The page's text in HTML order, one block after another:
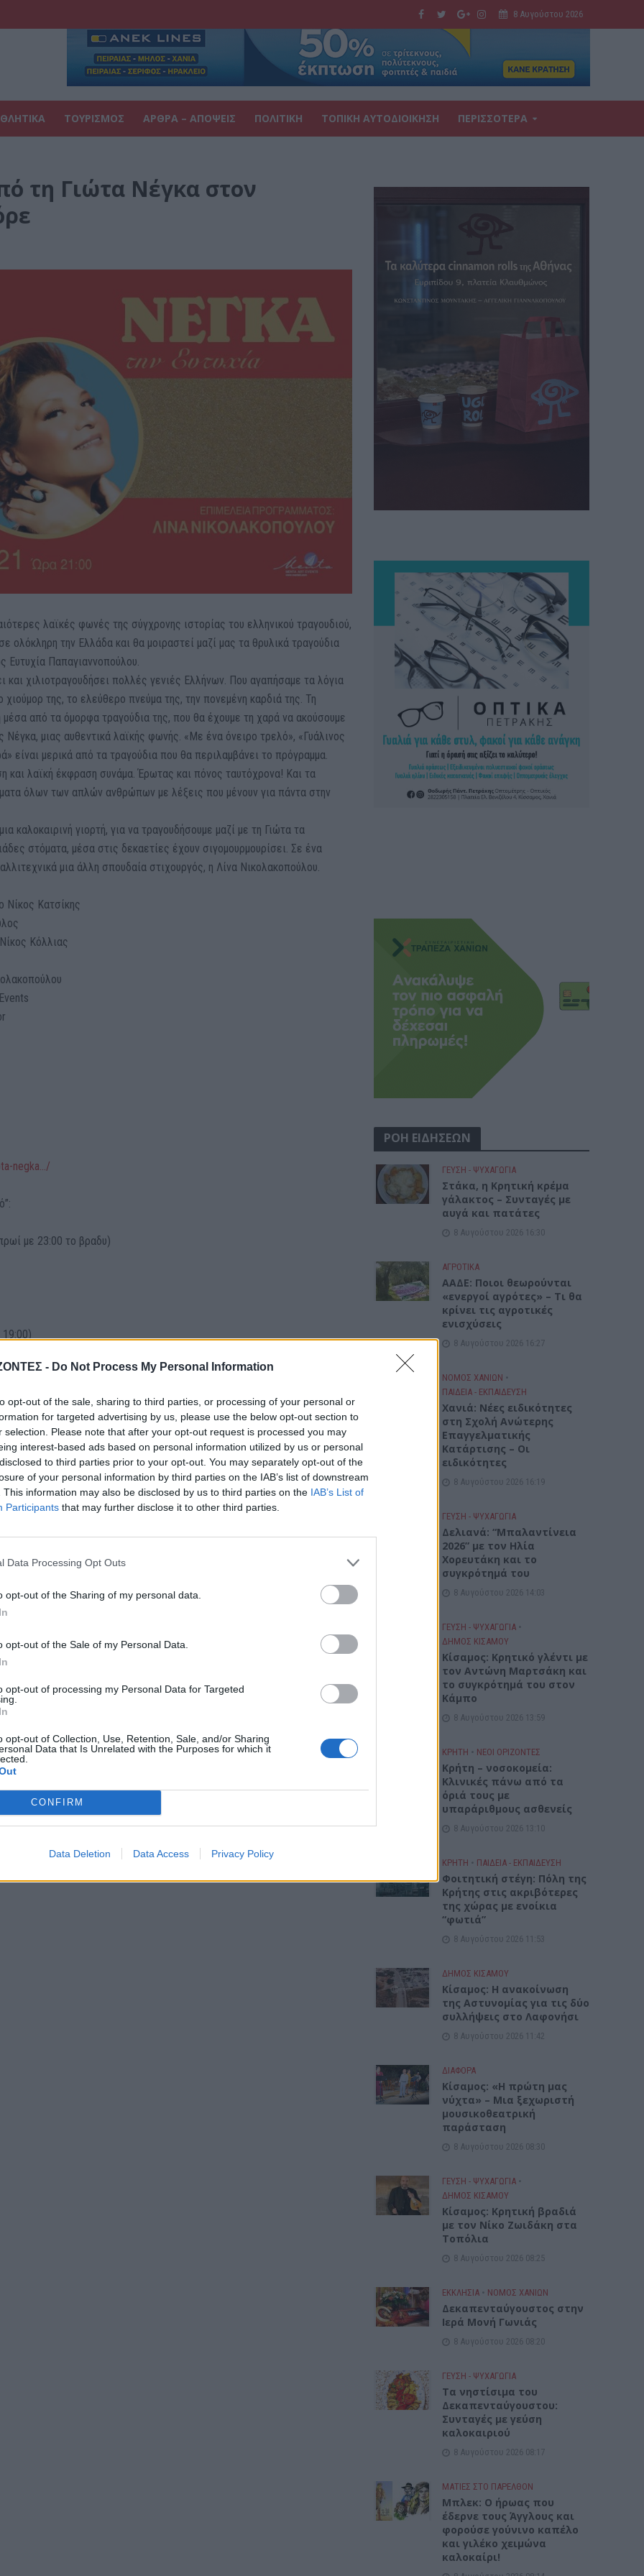
- Do Not Process My Personal Information
opt-out of the sale, sharing to third parties, or processing of your personal or
for targeted advertising by us, please use the below opt-out section to
selection. Please note that after your opt-out request is processed you may
interest-based ads based on personal information utilized by us or personal
to third parties prior to your opt-out. You may separately opt-out of the
of your personal information by third parties on the IAB’s list of downstream
This information may also be disclosed by us to third parties on the IAB’s List of
Participants that may further disclose it to other third parties.
Data Processing Opt Outs
opt-out of the Sharing of my personal data.
opt-out of the Sale of my Personal Data.
opt-out of processing my Personal Data for Targeted
opt-out of Collection, Use, Retention, Sale, and/or Sharing
Data that Is Unrelated with the Purposes for which it
CONFIRM
Data Deletion Data Access Privacy Policy
8 Αυγούστου 2026
ΤΟΥΡΙΣΜΟΣ ΑΡΘΡΑ – ΑΠΟΨΕΙΣ ΠΟΛΙΤΙΚΗ ΤΟΠΙΚΗ ΑΥΤΟΔΙΟΙΚΗΣΗ ΠΕΡΙΣΣΟΤΕΡΑ
τη Γιώτα Νέγκα στον
λαϊκές φωνές της σύγχρονης ιστορίας του ελληνικού τραγουδιού,
ολόκληρη την Ελλάδα και θα μοιραστεί μαζί μας τα θρυλικά τραγούδια
Ευτυχία Παπαγιαννοπούλου.
και χιλιοτραγουδήσει πολλές γενιές Ελλήνων. Που αγαπήσαμε τα λόγια
της, το ελεύθερο πνεύμα της, την πονεμένη καρδιά της. Τη
από τα όμορφα τραγούδια της, που θα έχουμε τη χαρά να ακούσουμε
Νέγκα, μιας αυθεντικά λαϊκής φωνής. «Με ένα όνειρο τρελό», «Γυάλινος
είναι μερικά από τα τραγούδια που θα περιλαμβάνει το πρόγραμμα.
και λαϊκή έκφραση συνάμα. Έρωτας και πόνος ταυτόχρονα! Και τα
όλων των απλών ανθρώπων με λέξεις που μένουν για πάντα στην
καλοκαιρινή γιορτή, για να τραγουδήσουμε μαζί με τη Γιώτα τα
στόματα, μέσα στις δεκαετίες έχουν σιγομουρμουρίσει. Σε ένα
μια άλλη σπουδαία στιχουργός, η Λίνα Νικολακοπούλου.
Νίκος Κατσίκης
Κόλλιας
negka…/
με 23:00 το βραδυ)
19:00)
11363
ΑΓΡΟΤΙΚΑ
Ποιοι θεωρούνται
αγρότες» – Τι θα
ενισχύσεις
Χανιά: Νέες ειδικότητες στη
Επαγγελματικής Κατάρτισης
ΡΟΗ ΕΙΔΗΣΕΩΝ
ΓΕΎΣΗ - ΨΥΧΑΓΩΓΊΑ
Στάκα, η Κρητική κρέμα
γάλακτος – Συνταγές με
αυγά και πατάτες
8 Αυγούστου 2026 16:30
ΑΓΡΟΤΙΚΑ
ΑΑΔΕ: Ποιοι θεωρούνται
«ενεργοί αγρότες» – Τι θα
κρίνει τις αγροτικές
ενισχύσεις
8 Αυγούστου 2026 16:27
ΝΟΜΌΣ ΧΑΝΊΩΝ •
ΠΑΙΔΕΙΑ - ΕΚΠΑΙΔΕΥΣΗ
Χανιά: Νέες ειδικότητες
στη Σχολή Ανώτερης
Επαγγελματικής
Κατάρτισης – Οι
ειδικότητες
8 Αυγούστου 2026 16:19
ΓΕΎΣΗ - ΨΥΧΑΓΩΓΊΑ
Δελιανά: “Μπαλαντίνεια
2026” με τον Ηλία
Χορευτάκη και το
συγκρότημά του
8 Αυγούστου 2026 14:03
ΓΕΎΣΗ - ΨΥΧΑΓΩΓΊΑ •
ΔΉΜΟΣ ΚΙΣΆΜΟΥ
Kίσαμος: Κρητικό γλέντι με
τον Αντώνη Μαρτσάκη και
το συγκρότημά του στον
Κάμπο
8 Αυγούστου 2026 13:59
ΚΡΗΤΗ • ΝΕΟΙ ΟΡΙΖΟΝΤΕΣ
Κρήτη – νοσοκομεία:
Κλινικές πάνω από τα
όριά τους με
υπαράριθμους ασθενείς
8 Αυγούστου 2026 13:10
ΚΡΗΤΗ • ΠΑΙΔΕΙΑ - ΕΚΠΑΙΔΕΥΣΗ
Φοιτητική στέγη: Πόλη της
Κρήτης στις ακριβότερες
της χώρας με ενοίκια
“φωτιά”
8 Αυγούστου 2026 11:53
ΔΉΜΟΣ ΚΙΣΆΜΟΥ
Κίσαμος: Η ανακοίνωση
της Αστυνομίας για τις δύο
συλλήψεις στο Λαφονήσι
8 Αυγούστου 2026 11:42
ΔΙΆΦΟΡΑ
Κίσαμος: «Η πρώτη μας
νύχτα» – Μια ξεχωριστή
μουσικοθεατρική
παράσταση
8 Αυγούστου 2026 08:30
ΓΕΎΣΗ - ΨΥΧΑΓΩΓΊΑ •
ΔΉΜΟΣ ΚΙΣΆΜΟΥ
Kίσαμος: Κρητική βραδιά
με τον Νίκο Ζωιδάκη στα
Τοπόλια
8 Αυγούστου 2026 08:25
ΕΚΚΛΗΣΙΑ • ΝΟΜΌΣ ΧΑΝΊΩΝ
Δεκαπενταύγουστος στην
Ιερά Μονή Γωνιάς
8 Αυγούστου 2026 08:20
ΓΕΎΣΗ - ΨΥΧΑΓΩΓΊΑ
Τα νηστίσιμα του
Δεκαπενταύγουστου:
Συνταγές με γεύση
καλοκαιριού
8 Αυγούστου 2026 08:17
ΜΑΤΙΕΣ ΣΤΟ ΠΑΡΕΛΘΟΝ
Μπλεκ: O ήρωας που
έδερνε τους Άγγλους και
φορούσε γούνινο καπέλο
και γιλέκο χειμώνα
καλοκαίρι!